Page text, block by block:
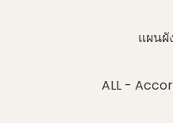
แผนผั
ALL -